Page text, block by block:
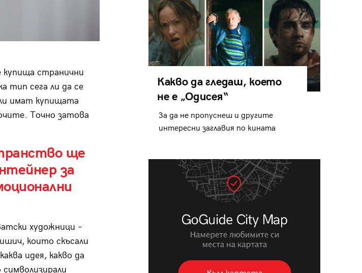
купища странични
тип сега ли да се
имат купищата
Точно затова
ще
за
художници –
които скъсали
идея, какво да
Какво да гледаш, което
не е „Одисея“
За да не пропуснеш и другите
интересни заглавия по кината